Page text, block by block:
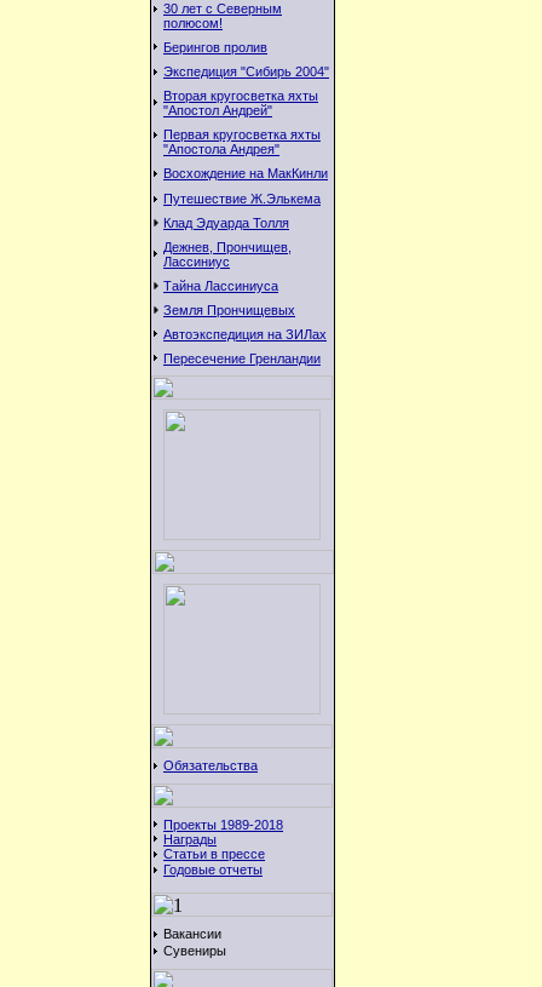
30 лет с Северным
полюсом!
Берингов пролив
Экспедиция "Сибирь 2004"
Вторая кругосветка яхты
"Апостол Андрей"
Первая кругосветка яхты
"Апостола Андрея"
Восхождение на МакКинли
Путешествие Ж.Элькема
Клад Эдуарда Толля
Дежнев, Прончищев,
Лассиниус
Тайна Лассиниуса
Земля Прончищевых
Автоэкспедиция на ЗИЛах
Пересечение Гренландии
Обязательства
Проекты 1989-2018
Награды
Статьи в прессе
Годовые отчеты
Вакансии
Сувениры